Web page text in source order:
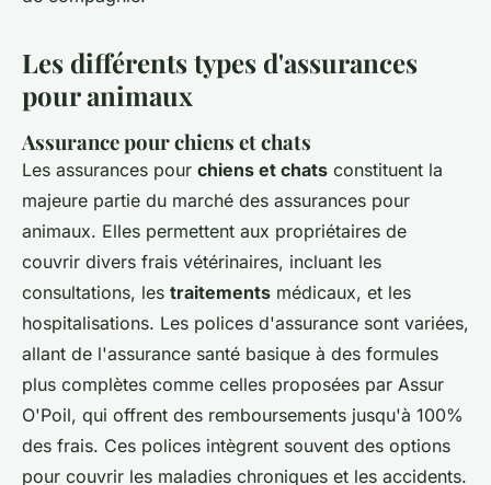
Les différents types d'assurances
pour animaux
Assurance pour chiens et chats
Les assurances pour chiens et chats constituent la
majeure partie du marché des assurances pour
animaux. Elles permettent aux propriétaires de
couvrir divers frais vétérinaires, incluant les
consultations, les traitements médicaux, et les
hospitalisations. Les polices d'assurance sont variées,
allant de l'assurance santé basique à des formules
plus complètes comme celles proposées par Assur
O'Poil, qui offrent des remboursements jusqu'à 100%
des frais. Ces polices intègrent souvent des options
pour couvrir les maladies chroniques et les accidents.